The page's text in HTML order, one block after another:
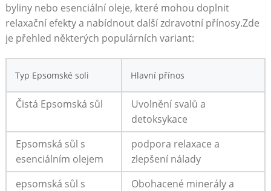
byliny nebo esenciální oleje, které mohou doplnit
relaxační efekty a nabídnout další zdravotní přínosy.Zde
je přehled některých populárních variant:
Typ Epsomské soli Hlavní přínos
Čistá Epsomská sůl
Uvolnění svalů a
detoksykace
Epsomská sůl s
esenciálním olejem
podpora relaxace a
zlepšení nálady
epsomská sůl s
Obohacené minerály a